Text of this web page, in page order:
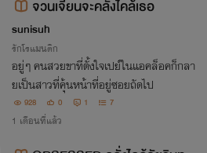
จวนเจียนจะคลั่งไคล้เธอ
sunisuh
รักโรแมนติก
อยู่ๆ คนสวยขาที่ตั้งใจเปย์ในแอคล็อคก็กลา
ยเป็นสาวที่คุ้นหน้าที่อยู่ซอยถัดไป
928 0 1 7
1 เดือนที่แล้ว